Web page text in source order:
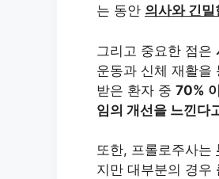
는 동안 의사와 긴밀
그리고 중요한 점은
운동과 신체 재활을
받은 환자 중 70%
임의 개선을 느낀다
또한, 프롤로주사는
지만 대부분의 경우